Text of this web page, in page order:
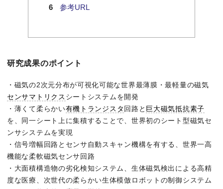
参考URL
研究成果のポイント
・磁気の2次元分布が可視化可能な世界最薄膜・最軽量の磁気
センサマトリクス シートシステムを開発
・薄くて柔らかい有機トランジスタ回路と 巨大磁気抵抗素子
を、同一シート上に集積することで、世界初のシート型磁気セ
ンサシステムを実現
・信号増幅回路とセンサ自動スキャン機構を有する、世界一高
機能な柔軟磁気センサ回路
・大面積構造物の劣化検知システム、生体磁気検出による高精
度な医療、次世代の柔らかい生体模倣ロボットの制御システム